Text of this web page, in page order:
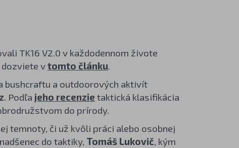
TK16 V2.0 v každodennom živote
dozviete vtomto článku.
bushcraftu a outdoorových aktivít
. Podľa jeho recenzie taktická klasifikácia
do prírody.
temnoty, či už kvôli práci alebo osobnej
do taktiky, Tomáš Lukovič, kým